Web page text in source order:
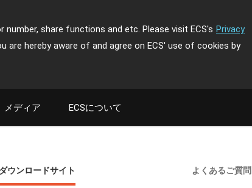
share functions and etc. Please visit ECS's Privacy
hereby aware of and agree on ECS' use of cookies by
メディア ECSについて
ダウンロードサイト よくあるご質問